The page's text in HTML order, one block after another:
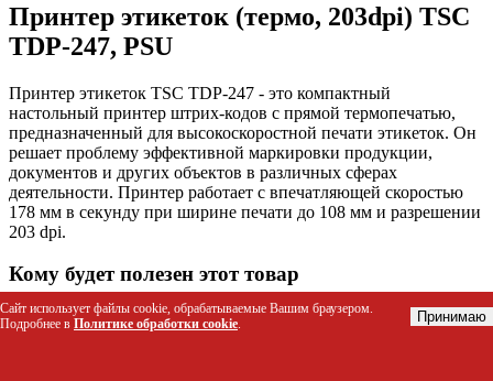
Принтер этикеток (термо, 203dpi) TSC
TDP-247, PSU
Принтер этикеток TSC TDP-247 - это компактный
настольный принтер штрих-кодов с прямой термопечатью,
предназначенный для высокоскоростной печати этикеток. Он
решает проблему эффективной маркировки продукции,
документов и других объектов в различных сферах
деятельности. Принтер работает с впечатляющей скоростью
178 мм в секунду при ширине печати до 108 мм и разрешении
203 dpi.
Кому будет полезен этот товар
Бизнесменам и предпринимателям для маркировки
продукции
Сайт использует файлы cookie, обрабатываемые Вашим браузером.
Подробнее в Политике обработки cookie. Принимаю